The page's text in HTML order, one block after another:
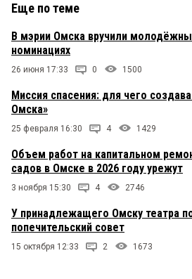
Еще по теме
В мэрии Омска вручили
номинациях
26 июня 17:33 0 1500
Миссия спасения: для чего
Омска»
25 февраля 16:30 4 1429
Объем работ на капитальном
садов в Омске в 2026 году урежут
3 ноября 15:30 4 2746
У принадлежащего Омску театра
попечительский совет
15 октября 12:33 2 1673